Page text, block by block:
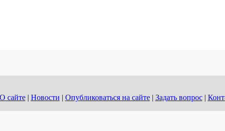
О сайте| Новости | Опубликоваться на сайте| Задать вопрос|